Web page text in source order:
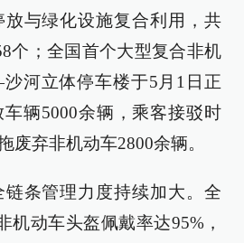
放与绿化设施复合利用，共
个；全国首个大型复合非机
河立体停车楼于5月1日正
辆5000余辆，乘客接驳时
废弃非机动车2800余辆。
条管理力度持续加大。全
机动车头盔佩戴率达95%，